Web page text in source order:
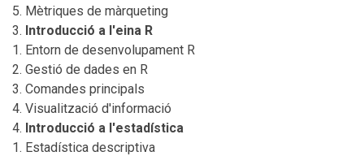
Mètriques de màrqueting
Introducció a l'eina R
Entorn de desenvolupament R
Gestió de dades en R
Comandes principals
Visualització d'informació
Introducció a l'estadística
Estadística descriptiva